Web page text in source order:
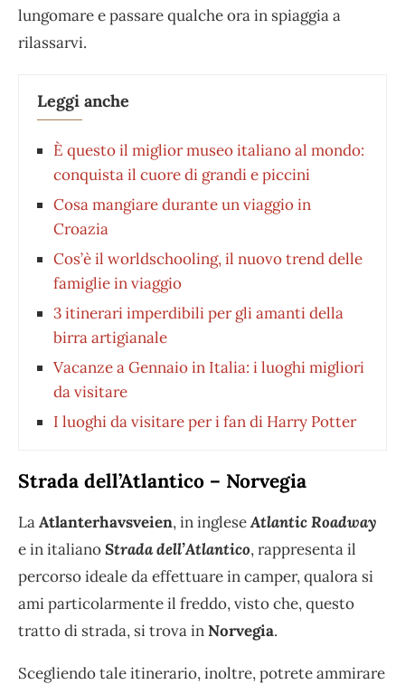
lungomare e passare qualche ora in spiaggia a
rilassarvi.
Leggi anche
È questo il miglior museo italiano al mondo:
conquista il cuore di grandi e piccini
Cosa mangiare durante un viaggio in
Croazia
Cos’è il worldschooling, il nuovo trend delle
famiglie in viaggio
3 itinerari imperdibili per gli amanti della
birra artigianale
Vacanze a Gennaio in Italia: i luoghi migliori
da visitare
I luoghi da visitare per i fan di Harry Potter
Strada dell’Atlantico – Norvegia
LaAtlanterhavsveien, in ingleseAtlantic Roadway
e in italianoStrada dell’Atlantico, rappresenta il
percorso ideale da effettuare in camper, qualora si
ami particolarmente il freddo, visto che, questo
tratto di strada, si trova inNorvegia.
Scegliendo tale itinerario, inoltre, potrete ammirare